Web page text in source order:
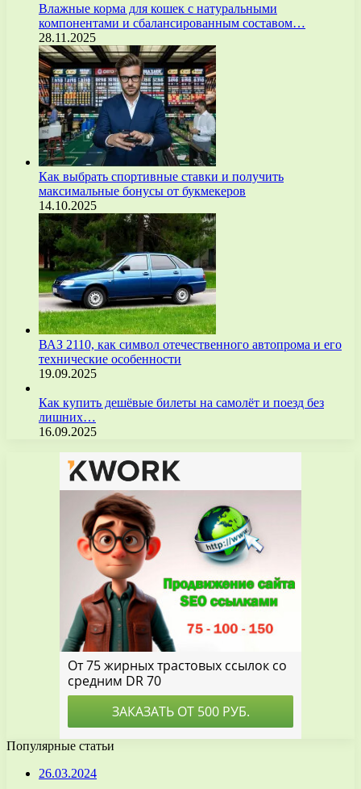
Влажные корма для кошек с натуральными
компонентами и сбалансированным составом…
28.11.2025
Как выбрать спортивные ставки и получить
максимальные бонусы от букмекеров
14.10.2025
ВАЗ 2110, как символ отечественного автопрома и его
технические особенности
19.09.2025
Как купить дешёвые билеты на самолёт и поезд без
лишних…
16.09.2025
Популярные статьи
26.03.2024